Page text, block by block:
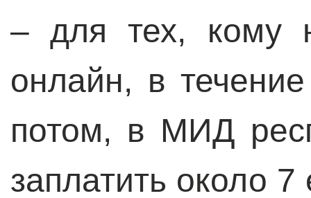
– для тех, кому
онлайн, в
потом, в МИД
заплатить около